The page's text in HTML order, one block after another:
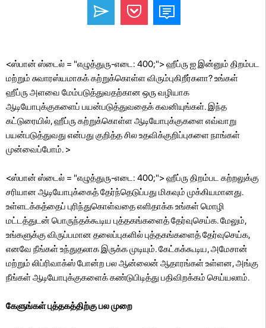
<ஸ்பான் ஸ்டைல் ​​= "எழுத்துரு-எடை: 400;"> ஹீப்ரு ஐ இன்னும் திறம்பட
மற்றும் சுவாரஸ்யமாகக் கற்றுக்கொள்ள விரும்புகிறீர்களா? உங்கள்
ஹீப்ரு அளவை மேம்படுத்துவதற்கான ஒரு வழியாக
ஆடியோபுக்குகளைப் பயன்படுத்துவதைக் கவனியுங்கள். இந்த
கட்டுரையில், ஹீப்ரு கற்றுக்கொள்ள ஆடியோபுக்குகளை எவ்வாறு
பயன்படுத்துவது என்பது குறித்த சில உதவிக்குறிப்புகளை நாங்கள்
முன்வைப்போம். >
<ஸ்பான் ஸ்டைல் ​​= "எழுத்துரு-எடை: 400;"> ஹீப்ரு திறம்பட கற்றலுக்கு
சரியான ஆடியோபுக்கைத் தேர்ந்தெடுப்பது மிகவும் முக்கியமானது.
உள்ளடக்கத்தைப் புரிந்துகொள்வதை எளிதாக்க உங்கள் மொழி
மட்டத்துடன் பொருந்தக்கூடிய புத்தகங்களைத் தேர்வுசெய்க. மேலும்,
உங்களுக்கு விருப்பமான தலைப்புகளில் புத்தகங்களைத் தேர்வுசெய்க,
எனவே நீங்கள் உந்துதலாக இருக்க முடியும். கேட்கக்கூடிய, அமேசான்
மற்றும் லிப்ரிவாக்ஸ் போன்ற பல ஆன்லைன் ஆதாரங்கள் உள்ளன, அங்கு
நீங்கள் ஆடியோபுக்குகளைக் கண்டுபிடித்து பதிவிறக்கம் செய்யலாம்.
கேளுங்கள் புத்தகத்திற்கு பல முறை